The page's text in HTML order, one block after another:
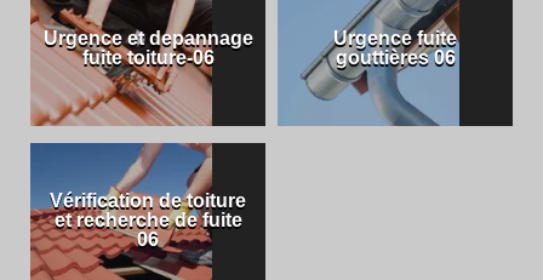
Urgence et depannage
fuite toiture-06
Urgence fuite
gouttières 06
Vérification de toiture
et recherche de fuite
06